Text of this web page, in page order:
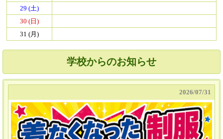
29 (土)
30 (日)
31 (月)
学校からのお知らせ
2026/07/31